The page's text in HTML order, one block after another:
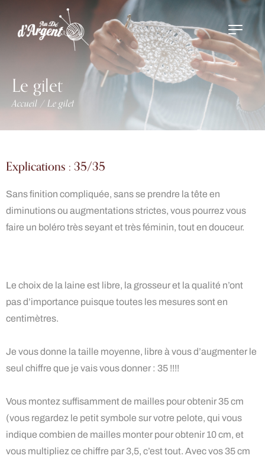
Le gilet
Accueil/Le gilet
Explications : 35/35
Sans finition compliquée, sans se prendre la tête en
diminutions ou augmentations strictes, vous pourrez vous
faire un boléro très seyant et très féminin, tout en douceur.
Le choix de la laine est libre, la grosseur et la qualité n’ont
pas d’importance puisque toutes les mesures sont en
centimètres.
Je vous donne la taille moyenne, libre à vous d’augmenter le
seul chiffre que je vais vous donner : 35 !!!!
Vous montez suffisamment de mailles pour obtenir 35 cm
(vous regardez le petit symbole sur votre pelote, qui vous
indique combien de mailles monter pour obtenir 10 cm, et
vous multipliez ce chiffre par 3,5, c’est tout. Avec vos 35 cm